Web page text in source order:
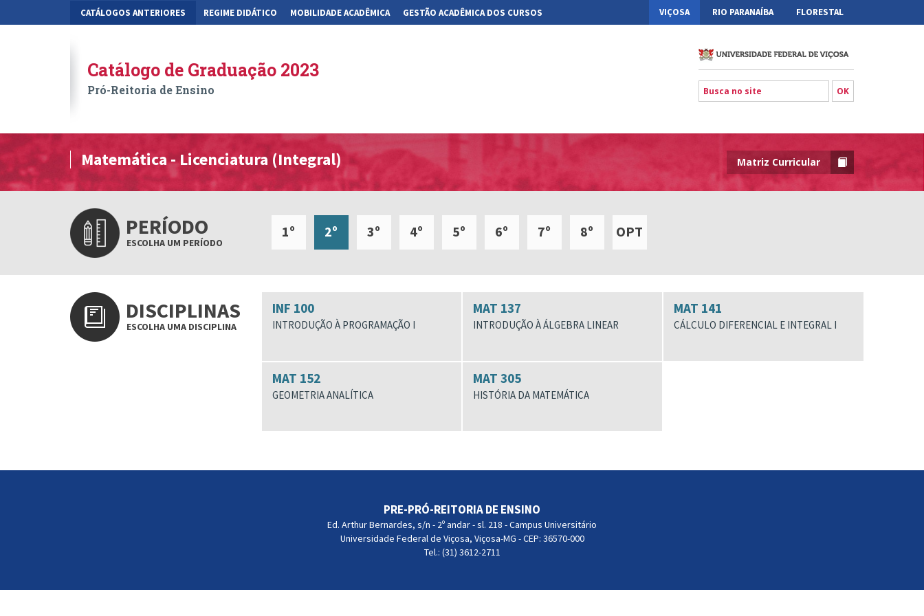
CATÁLOGOS ANTERIORES REGIME DIDÁTICO MOBILIDADE ACADÊMICA GESTÃO ACADÊMICA DOS CURSOS VIÇOSA RIO PARANAÍBA FLORESTAL
Catálogo de Graduação 2023
Pró-Reitoria de Ensino
Matemática - Licenciatura (Integral) Matriz Curricular
PERÍODO
ESCOLHA UM PERÍODO
1º 2º 3º 4º 5º 6º 7º 8º OPT
DISCIPLINAS
ESCOLHA UMA DISCIPLINA
INF 100
INTRODUÇÃO À PROGRAMAÇÃO I
MAT 137
INTRODUÇÃO À ÁLGEBRA LINEAR
MAT 141
CÁLCULO DIFERENCIAL E INTEGRAL I
MAT 152
GEOMETRIA ANALÍTICA
MAT 305
HISTÓRIA DA MATEMÁTICA
PRE-PRÓ-REITORIA DE ENSINO
Ed. Arthur Bernardes, s/n - 2º andar - sl. 218 - Campus Universitário
Universidade Federal de Viçosa, Viçosa-MG - CEP: 36570-000
Tel.: (31) 3612-2711